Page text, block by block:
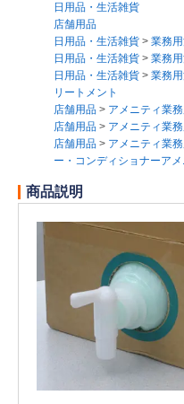
日用品・生活雑貨
店舗用品
日用品・生活雑貨 > 業務
日用品・生活雑貨 > 業務
日用品・生活雑貨 > 業務
リートメント
店舗用品 > アメニティ業務
店舗用品 > アメニティ業務
店舗用品 > アメニティ業務
ー・コンディショナーア
商品説明